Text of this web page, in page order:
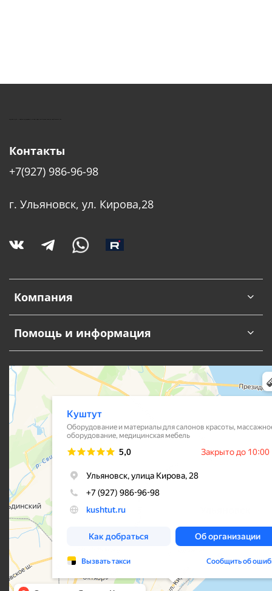
КУШТУТ - ОБОРУДОВАНИЕ ДЛЯ САЛОНОВ КРАСОТЫ
Компания
Помощь и информация
Контакты
+7(927) 986-96-98
г. Ульяновск, ул. Кирова,28